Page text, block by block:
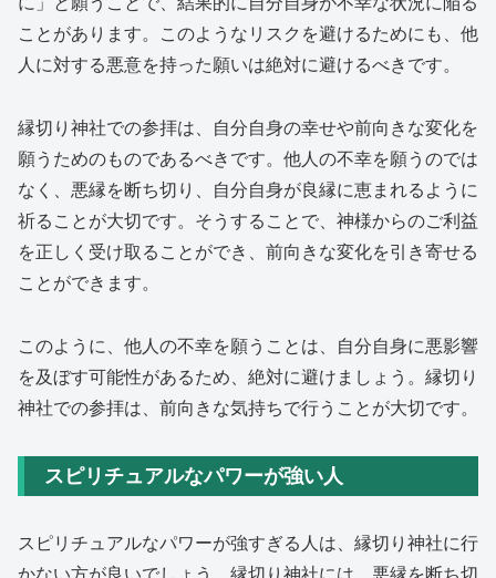
ことがあります。このようなリスクを避けるためにも、他
人に対する悪意を持った願いは絶対に避けるべきです。
縁切り神社での参拝は、自分自身の幸せや前向きな変化を
願うためのものであるべきです。他人の不幸を願うのでは
なく、悪縁を断ち切り、自分自身が良縁に恵まれるように
祈ることが大切です。そうすることで、神様からのご利益
を正しく受け取ることができ、前向きな変化を引き寄せる
ことができます。
このように、他人の不幸を願うことは、自分自身に悪影響
を及ぼす可能性があるため、絶対に避けましょう。縁切り
神社での参拝は、前向きな気持ちで行うことが大切です。
スピリチュアルなパワーが強い人
スピリチュアルなパワーが強すぎる人は、縁切り神社に行